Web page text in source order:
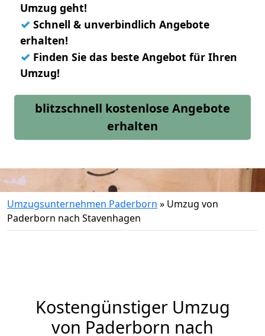
Umzug geht!
✓ Schnell & unverbindlich Angebote
erhalten!
✓ Finden Sie das beste Angebot für Ihren
Umzug!
blitzschnell kostenlose Angebote
erhalten
Umzugsunternehmen Paderborn » Umzug von
Paderborn nach Stavenhagen
Kostengünstiger Umzug
von Paderborn nach